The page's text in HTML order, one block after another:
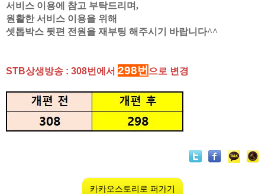
서비스 이용에 참고 부탁드리며,
원활한 서비스 이용을 위해
셋톱박스 뒷편 전원을 재부팅 해주시기 바랍니다^^
STB상생방송 : 308번에서 298번 으로 변경
카카오스토리로 퍼가기